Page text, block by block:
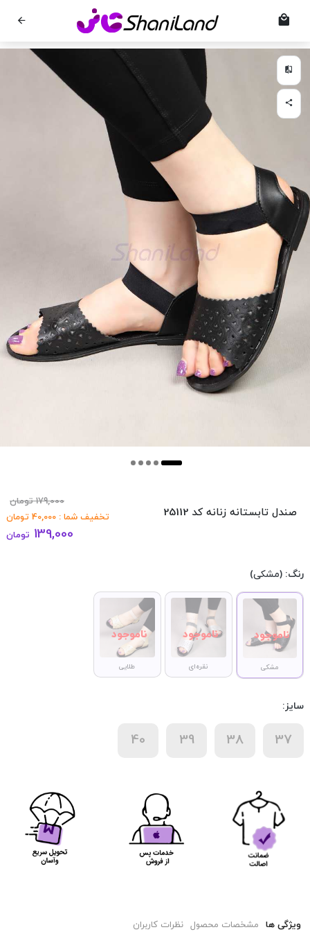
صندل تابستانه زنانه کد 25112
179,000تومان
تخفیف شما : 40,000 تومان
139,000 تومان
رنگ: (مشکی)
مشکی نقره‌ای طلایی
سایز:
37
38
39
40
ویژگی ها مشخصات محصول نظرات کاربران